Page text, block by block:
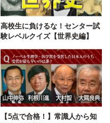
高校生に負けるな！センター試
験レベルクイズ【世界史編】
【5点で合格！】常識人から知